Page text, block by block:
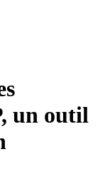
un outil